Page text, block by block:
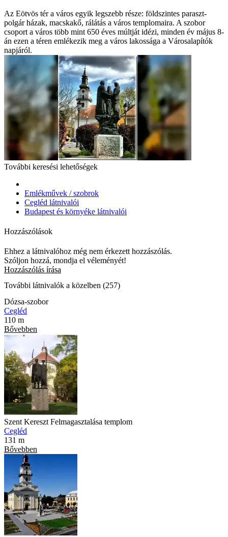
Az Eötvös tér a város egyik legszebb része: földszintes paraszt-
polgár házak, macskakő, rálátás a város templomaira. A szobor
csoport a város több mint 650 éves múltját idézi, minden év május 8-
án ezen a téren emlékezik meg a város lakossága a Városalapítók
napjáról.
További keresési lehetőségek
Emlékművek / szobrok
Cegléd látnivalói
Budapest és környéke látnivalói
Hozzászólások
Ehhez a látnivalóhoz még nem érkezett hozzászólás.
Szóljon hozzá, mondja el véleményét!
Hozzászólás írása
További látnivalók a közelben (257)
Dózsa-szobor
Cegléd
110 m
Bővebben
Szent Kereszt Felmagasztalása templom
Cegléd
131 m
Bővebben